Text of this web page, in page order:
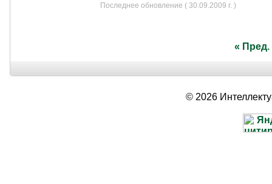
Последнее обновление ( 30.09.2009 г. )
« Пред.
© 2026